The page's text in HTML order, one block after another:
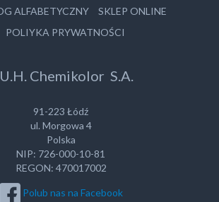
ALFABETYCZNY
SKLEP ONLINE
POLIYKA PRYWATNOŚCI
Chemikolor S.A.
91-223 Łódź
ul. Morgowa 4
Polska
NIP: 726-000-10-81
REGON: 470017002
Polub nas na Facebook